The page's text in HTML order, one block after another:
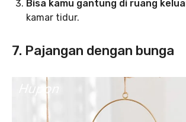
Bisa kamu gantung di ruang
kamar tidur.
7. Pajangan dengan bunga